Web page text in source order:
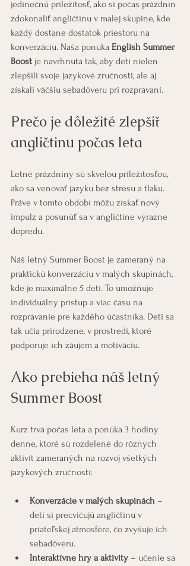
jedinečnú príležitosť, ako si počas prázdnin
zdokonaliť angličtinu v malej skupine, kde
každý dostane dostatok priestoru na
konverzáciu. Naša ponuka English Summer
Boost je navrhnutá tak, aby deti nielen
zlepšili svoje jazykové zručnosti, ale aj
získali väčšiu sebadôveru pri rozprávaní.
Prečo je dôležité zlepšiť
angličtinu počas leta
Letné prázdniny sú skvelou príležitosťou,
ako sa venovať jazyku bez stresu a tlaku.
Práve v tomto období môžu získať nový
impulz a posunúť sa v angličtine výrazne
dopredu.
Náš letný Summer Boost je zameraný na
praktickú konverzáciu v malých skupinách,
kde je maximálne 5 detí. To umožňuje
individuálny prístup a viac času na
rozprávanie pre každého účastníka. Deti sa
tak učia prirodzene, v prostredí, ktoré
podporuje ich záujem a motiváciu.
Ako prebieha náš letný
Summer Boost
Kurz trvá počas leta a ponúka 3 hodiny
denne, ktoré sú rozdelené do rôznych
aktivít zameraných na rozvoj všetkých
jazykových zručností:
Konverzácie v malých skupinách –
deti si precvičujú angličtinu v
priateľskej atmosfére, čo zvyšuje ich
sebadôveru.
Interaktívne hry a aktivity – učenie sa